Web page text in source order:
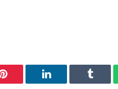
Pinterest LinkedIn